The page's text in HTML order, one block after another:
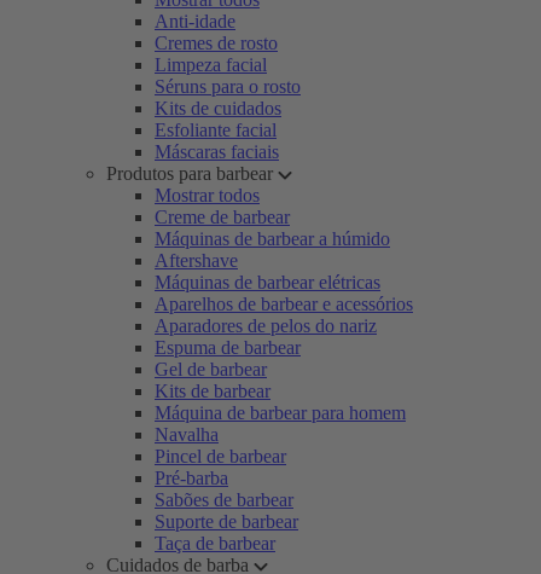
Anti-idade
Cremes de rosto
Limpeza facial
Séruns para o rosto
Kits de cuidados
Esfoliante facial
Máscaras faciais
Produtos para barbear
Mostrar todos
Creme de barbear
Máquinas de barbear a húmido
Aftershave
Máquinas de barbear elétricas
Aparelhos de barbear e acessórios
Aparadores de pelos do nariz
Espuma de barbear
Gel de barbear
Kits de barbear
Máquina de barbear para homem
Navalha
Pincel de barbear
Pré-barba
Sabões de barbear
Suporte de barbear
Taça de barbear
Cuidados de barba